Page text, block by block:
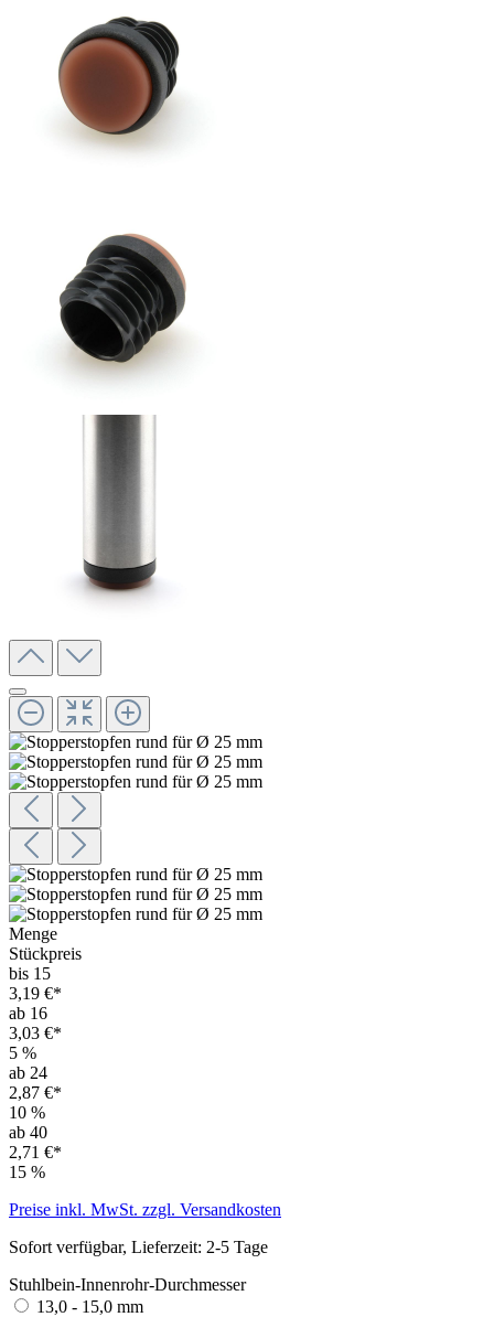
Menge
Stückpreis
bis 15
3,19 €*
ab 16
3,03 €*
5 %
ab 24
2,87 €*
10 %
ab 40
2,71 €*
15 %
Preise inkl. MwSt. zzgl. Versandkosten
Sofort verfügbar, Lieferzeit: 2-5 Tage
Stuhlbein-Innenrohr-Durchmesser
13,0 - 15,0 mm